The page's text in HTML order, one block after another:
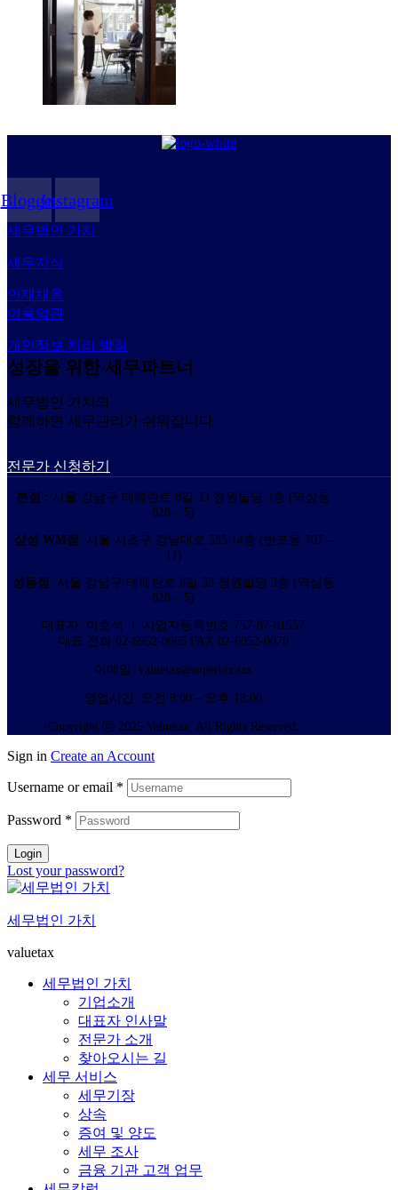
BloggerInstagram
세무법인 가치
세무지식
인재채용
이용약관
개인정보 처리 방침
성장을 위한 세무파트너
세무법인 가치와
함께하면 세무관리가 쉬워집니다.
전문가 신청하기
본점 : 서울 강남구 테헤란로 8길 33 청원빌딩 3층 (역삼동
828 – 5)
삼성 WM점 : 서울 서초구 강남대로 535 14층 (반포동 707 –
11)
성동점 : 서울 강남구 테헤란로 8길 33 청원빌딩 3층 (역삼동
828 – 5)
대표자: 이호석 ㅣ 사업자등록번호 757-87-01557
대표 전화 02-6952-0665 FAX 02-6952-0070
이메일: valuetax@superbiz.tax
영업시간: 오전 9:00 – 오후 18:00
Copyright ⓒ 2025 Valuetax. All Rights Reserved.
Sign in Create an Account
Username or email *
Password *
Login
Lost your password?
세무법인 가치
valuetax
세무법인 가치
기업소개
대표자 인사말
전문가 소개
찾아오시는 길
세무 서비스
세무기장
상속
증여 및 양도
세무 조사
금융 기관 고객 업무